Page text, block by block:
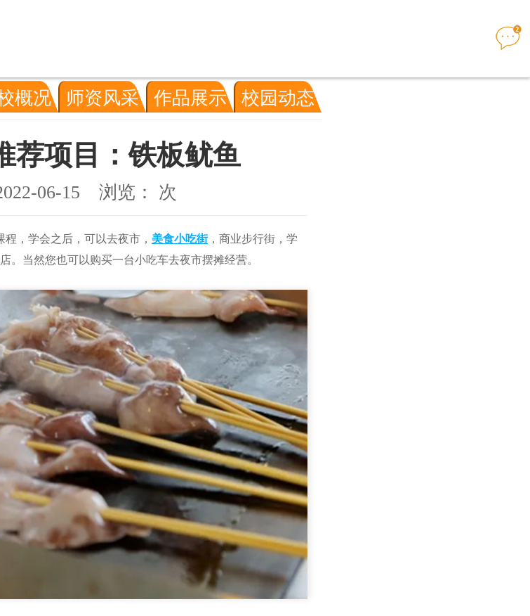
概况 师资风采 作品展示 校园动态
荐项目：铁板鱿鱼
06-15 浏览： 次
，学会之后，可以去夜市， 美食小吃街，商业步行街，学
。当然您也可以购买一台小吃车去夜市摆摊经营。